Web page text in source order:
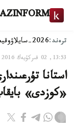
ترەند:2026-سايلاۋ
13:53, 02 قىركۇيەك 2016
استانا
«كوزدى»